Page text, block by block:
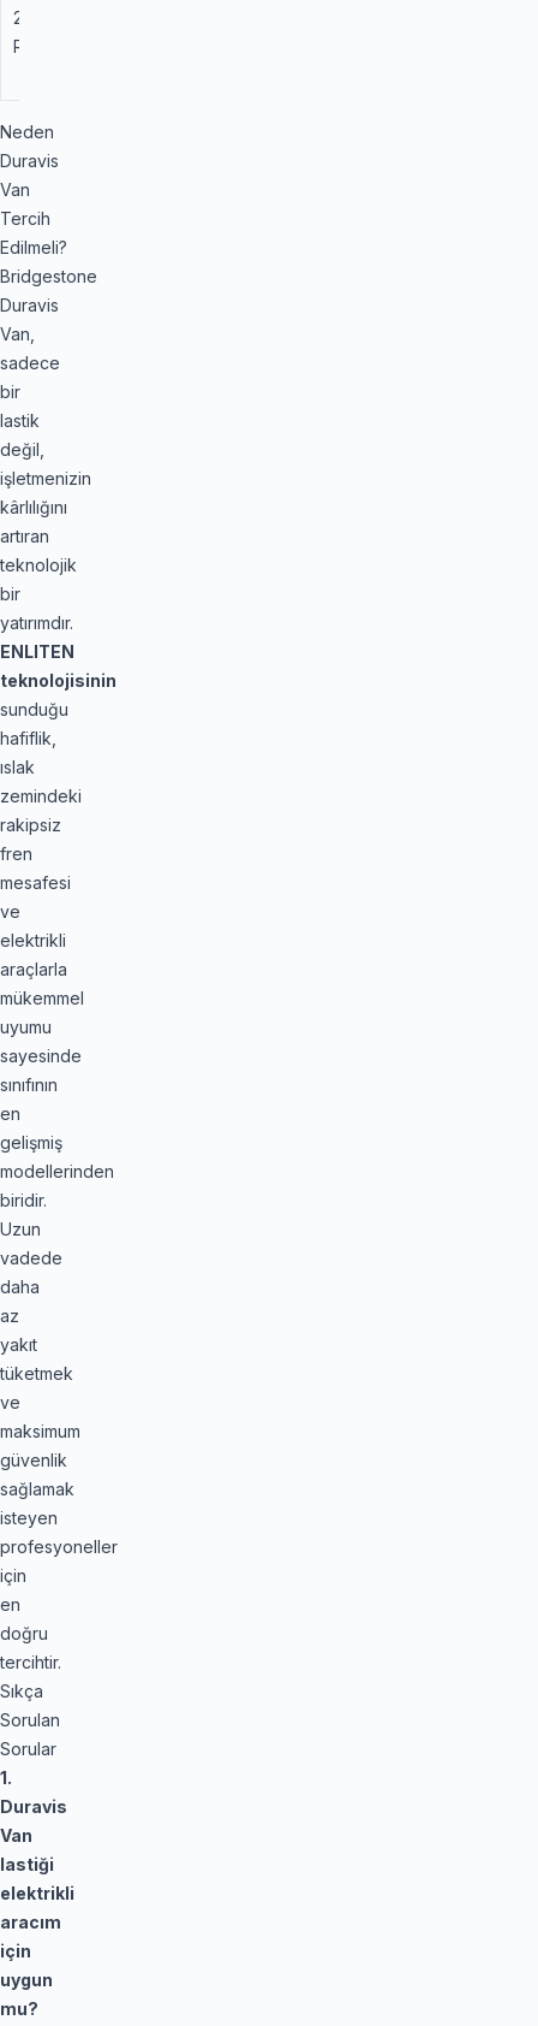
225/70
R 15 C
Neden
Duravis
Van
Tercih
Edilmeli?
Bridgestone
Duravis
Van,
sadece
bir
lastik
değil,
işletmenizin
kârlılığını
artıran
teknolojik
bir
yatırımdır.
ENLITEN
teknolojisinin
sunduğu
hafiflik,
ıslak
zemindeki
rakipsiz
fren
mesafesi
ve
elektrikli
araçlarla
mükemmel
uyumu
sayesinde
sınıfının
en
gelişmiş
modellerinden
biridir.
Uzun
vadede
daha
az
yakıt
tüketmek
ve
maksimum
güvenlik
sağlamak
isteyen
profesyoneller
için
en
doğru
tercihtir.
Sıkça
Sorulan
Sorular
1.
Duravis
Van
lastiği
elektrikli
aracım
için
uygun
mu?